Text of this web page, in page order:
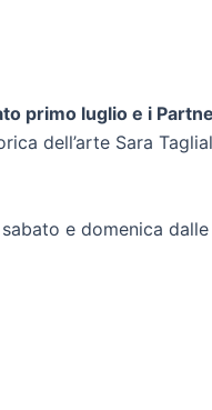
primo luglio e i
dell’arte Sara
e domenica